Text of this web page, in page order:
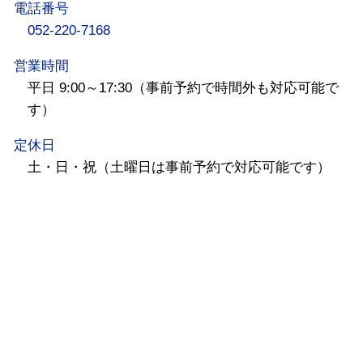
電話番号
052-220-7168
営業時間
平日 9:00～17:30（事前予約で時間外も対応可能で
す）
定休日
土・日・祝（土曜日は事前予約で対応可能です）